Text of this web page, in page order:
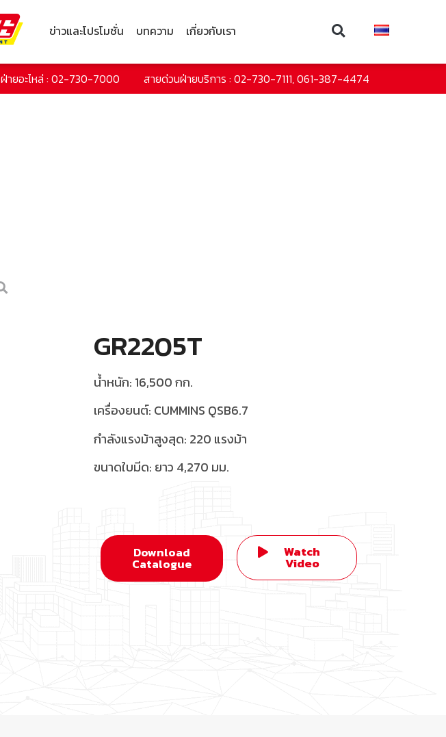
ข่าวและโปรโมชั่น บทความ เกี่ยวกับเรา
ฝ่ายอะไหล่ : 02-730-7000 สายด่วนฝ่ายบริการ : 02-730-7111, 061-387-4474
GR2205T
น้ำหนัก: 16,500 กก.
เครื่องยนต์: CUMMINS QSB6.7
กำลังแรงม้าสูงสุด: 220 แรงม้า
ขนาดใบมีด: ยาว 4,270 มม.
Download
Catalogue
Watch
Video